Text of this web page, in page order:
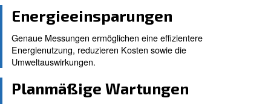
Verbesserte Genauigkeit
Gewährleisten Sie eine präzise Überwachung von
Luftstrom, was zu einer besseren Steuerung und
Betrieb führt.